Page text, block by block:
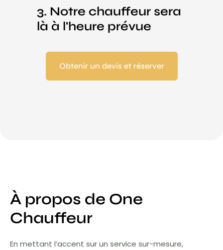
3. Notre chauffeur sera
là à l'heure prévue
Obtenir un devis et réserver
À propos de One
Chauffeur
En mettant l’accent sur un service sur-mesure,